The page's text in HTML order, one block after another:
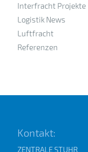
Interfracht Projekte
Logistik News
Luftfracht
Referenzen
Kontakt:
ZENTRALE STUHR